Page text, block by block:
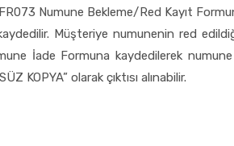
Numune Bekleme/Red Kayıt
Müşteriye numunenin red
İade Formuna kaydedilerek numune
KOPYA” olarak çıktısı alınabilir.